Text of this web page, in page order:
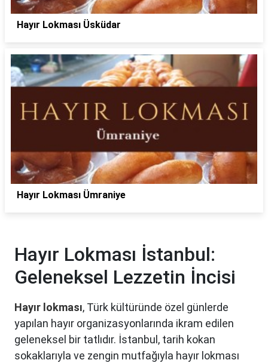
Hayır Lokması Üsküdar
Hayır Lokması Ümraniye
Hayır Lokması İstanbul:
Geleneksel Lezzetin İncisi
Hayır lokması, Türk kültüründe özel günlerde
yapılan hayır organizasyonlarında ikram edilen
geleneksel bir tatlıdır. İstanbul, tarih kokan
sokaklarıyla ve zengin mutfağıyla hayır lokması